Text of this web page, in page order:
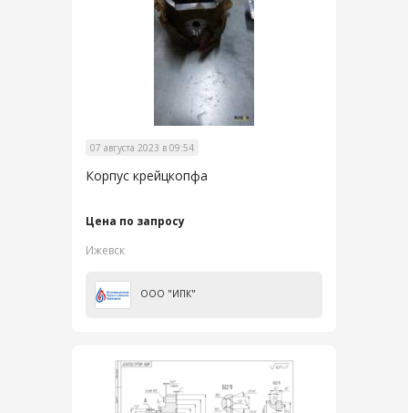
07 августа 2023 в 09:54
Корпус крейцкопфа
Цена по запросу
Ижевск
ООО "ИПК"